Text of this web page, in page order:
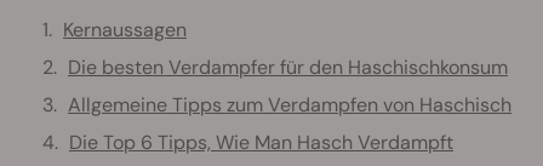
Kernaussagen
Die besten Verdampfer für den Haschischkonsum
Allgemeine Tipps zum Verdampfen von Haschisch
Die Top 6 Tipps, Wie Man Hasch Verdampft